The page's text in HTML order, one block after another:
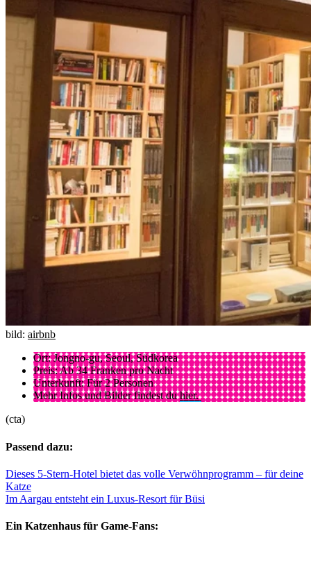
bild: airbnb
Ort: Jongno-gu, Seoul, Südkorea
Preis: Ab 34 Franken pro Nacht
Unterkunft: Für 2 Personen
Mehr Infos und Bilder findest duhier.
(cta)
Passend dazu:
Dieses 5-Stern-Hotel bietet das volle Verwöhnprogramm – für deine
Katze
Im Aargau entsteht ein Luxus-Resort für Büsi
Ein Katzenhaus für Game-Fans: